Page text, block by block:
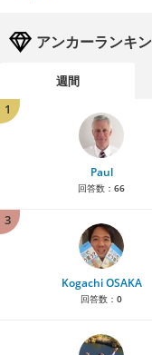
アンカーランキ
週間
1
Paul
回答数： 66
3
Kogachi OSAKA
回答数： 0